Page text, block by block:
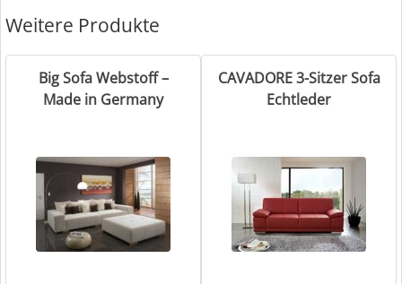
Weitere Produkte
Big Sofa Webstoff –
Made in Germany
CAVADORE 3-Sitzer Sofa
Echtleder